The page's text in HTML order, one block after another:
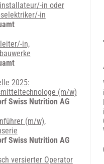
in oder
in
in,
2025:
(m/w)
Swiss Nutrition AG
(m/w),
Swiss Nutrition AG
versierter Operator